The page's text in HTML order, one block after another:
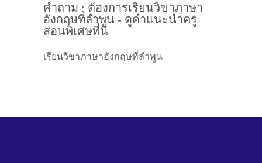
คำถาม : ต้องการเรียนวิขาภาษา
อังกฤษที่ลำพูน - ดูคำแนะนำครู
สอนพิเศษที่นี่
เรียนวิขาภาษาอังกฤษที่ลำพูน